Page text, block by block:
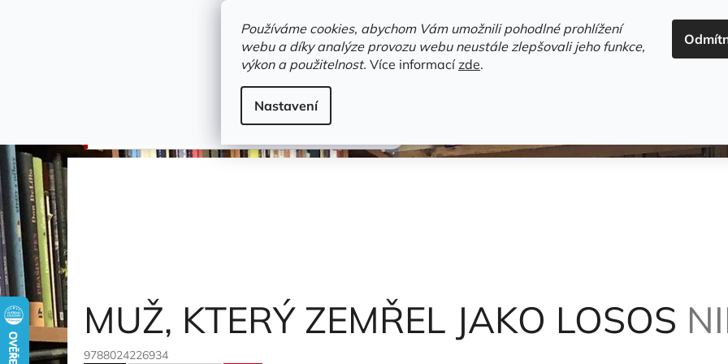
Používáme cookies, abychom Vám umožnili pohodlné prohlížení
webu a díky analýze provozu webu neustále zlepšovali jeho funkce,
výkon a použitelnost. Více informacízde.
Nastavení
HLEDAT
Novinky Trvalky a bestsellery
MUŽ, KTERÝ ZEMŘEL JAKO LOSOSNiemi Mikael
MUŽ, KTERÝ ZEMŘEL JAKO LOSOS
9788024226934